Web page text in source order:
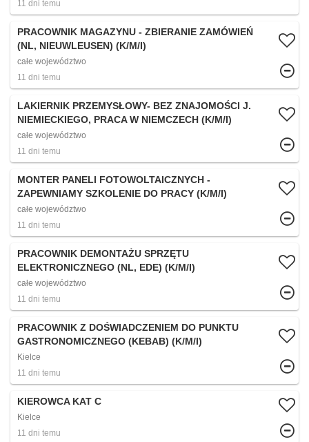
11 dni temu
PRACOWNIK MAGAZYNU - ZBIERANIE ZAMÓWIEŃ
(NL, NIEUWLEUSEN) (K/M/I)
całe województwo
11 dni temu
LAKIERNIK PRZEMYSŁOWY- BEZ ZNAJOMOŚCI J.
NIEMIECKIEGO, PRACA W NIEMCZECH (K/M/I)
całe województwo
11 dni temu
MONTER PANELI FOTOWOLTAICZNYCH -
ZAPEWNIAMY SZKOLENIE DO PRACY (K/M/I)
całe województwo
11 dni temu
PRACOWNIK DEMONTAŻU SPRZĘTU
ELEKTRONICZNEGO (NL, EDE) (K/M/I)
całe województwo
11 dni temu
PRACOWNIK Z DOŚWIADCZENIEM DO PUNKTU
GASTRONOMICZNEGO (KEBAB) (K/M/I)
Kielce
11 dni temu
KIEROWCA KAT C
Kielce
11 dni temu